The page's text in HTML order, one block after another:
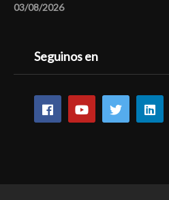
03/08/2026
Seguinos en